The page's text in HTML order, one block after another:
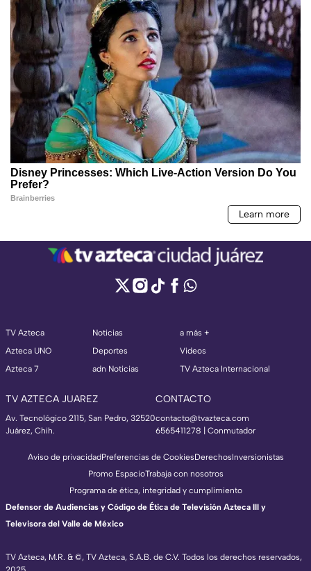
TV Azteca
Azteca UNO
Azteca 7
Noticias
Deportes
adn Noticias
a más +
Videos
TV Azteca Internacional
TV AZTECA JUAREZ
Av. Tecnológico 2115, San Pedro, 32520
Juárez, Chih.
CONTACTO
contacto@tvazteca.com
6565411278 | Conmutador
TV Azteca, M.R. & ©, TV Azteca, S.A.B. de C.V. Todos los derechos reservados,
Aviso de privacidadPreferencias de CookiesDerechosInversionistas
Promo EspacioTrabaja con nosotros
Programa de ética, integridad y cumplimiento
Defensor de Audiencias y Código de Ética de Televisión Azteca III y
Televisora del Valle de México